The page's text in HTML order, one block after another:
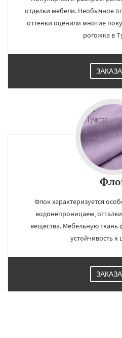
отделки мебели. Необычное
оттенки оценили многие
рогожка в
Флок характеризуется
водонепроницаем,
вещества. Мебельную ткань
устойчивость